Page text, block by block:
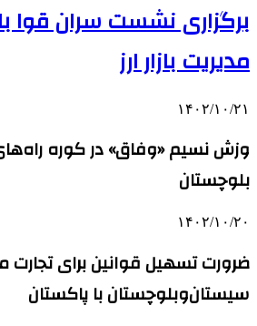
برگزاری نشست سران قوا
مدیریت بازار ارز
۱۴۰۲/۱۰/۲۱
وزش نسیم «وفاق» در کوره
بلوچستان
۱۴۰۲/۱۰/۲۰
ضرورت تسهیل قوانین برای تجارت
سیستان‌وبلوچستان با پاکستان